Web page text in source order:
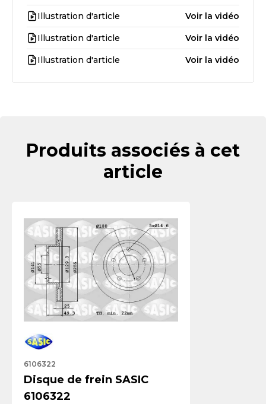
Illustration d'article Voir la vidéo
Illustration d'article Voir la vidéo
Illustration d'article Voir la vidéo
Produits associés à cet
article
6106322
Disque de frein SASIC
6106322